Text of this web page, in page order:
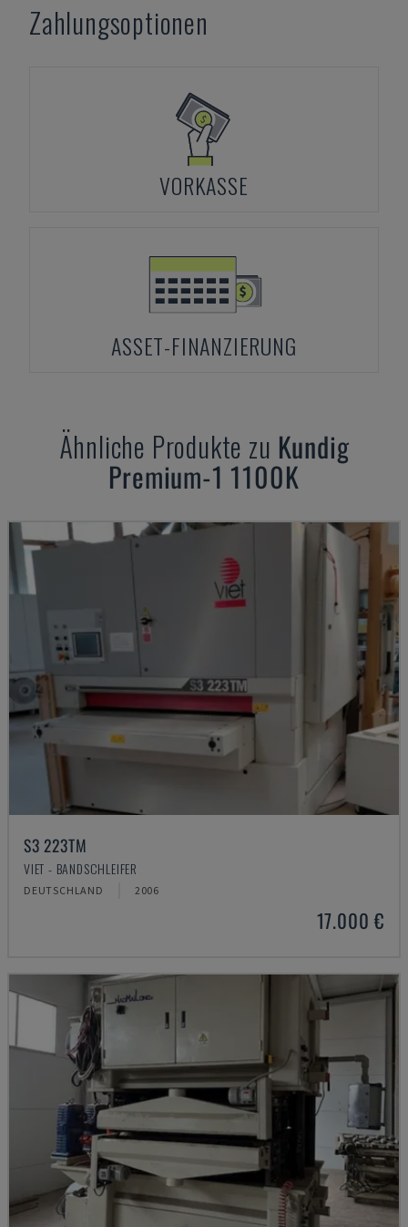
Zahlungsoptionen
VORKASSE
ASSET-FINANZIERUNG
Ähnliche Produkte zu Kundig
Premium-1 1100K
S3 223TM
VIET - BANDSCHLEIFER
DEUTSCHLAND 2006
17.000 €